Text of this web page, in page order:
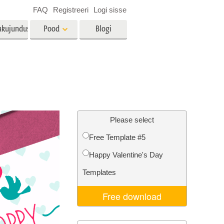
Fotode taastamine
Pood
videoülekatted
Blogi
FAQ Registreeri Logi sisse
Please select
Free Template #5
Happy Valentine's Day
Templates
Free download